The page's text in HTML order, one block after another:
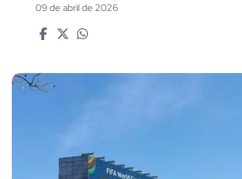
09 de abril de 2026